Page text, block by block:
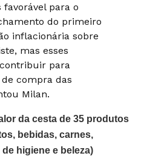
para o
do primeiro
inflacionária sobre
mas esses
para
compra das
Milan.
da cesta de 35 produtos
bebidas, carnes,
higiene e beleza)